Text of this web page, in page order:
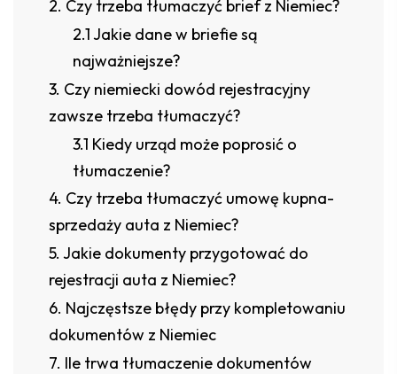
Czy trzeba tłumaczyć brief z Niemiec?
Jakie dane w briefie są
najważniejsze?
Czy niemiecki dowód rejestracyjny
zawsze trzeba tłumaczyć?
Kiedy urząd może poprosić o
tłumaczenie?
Czy trzeba tłumaczyć umowę kupna-
sprzedaży auta z Niemiec?
Jakie dokumenty przygotować do
rejestracji auta z Niemiec?
Najczęstsze błędy przy kompletowaniu
dokumentów z Niemiec
Ile trwa tłumaczenie dokumentów